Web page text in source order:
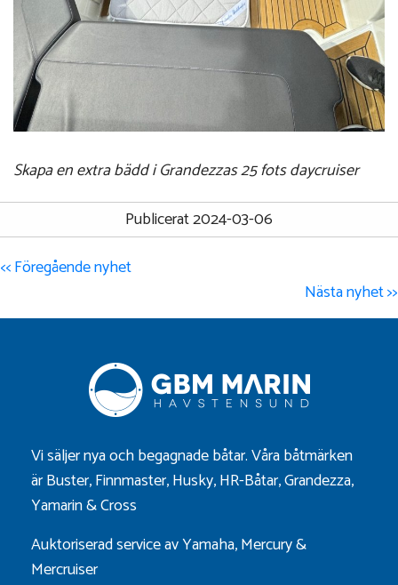
Skapa en extra bädd i Grandezzas 25 fots daycruiser
Publicerat 2024-03-06
<< Föregående nyhet
Nästa nyhet >>
Vi säljer nya och begagnade båtar. Våra båtmärken
ärBuster,Finnmaster,Husky,HR-Båtar,Grandezza,
Yamarin&Cross
Auktoriserad service av Yamaha, Mercury &
Mercruiser